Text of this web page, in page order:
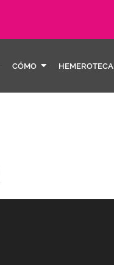
CÓMO HEMEROTECA